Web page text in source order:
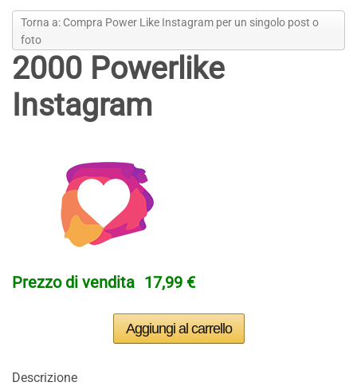
Torna a: Compra Power Like Instagram per un singolo post o
foto
2000 Powerlike
Instagram
Prezzo di vendita 17,99 €
Descrizione